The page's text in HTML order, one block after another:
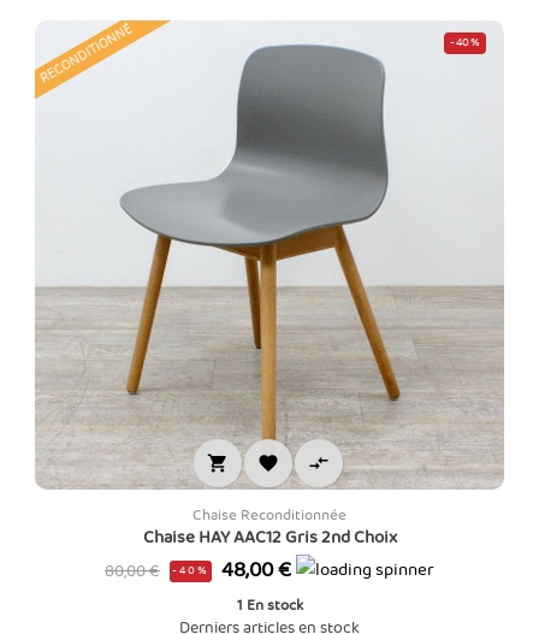
RECONDITIONNÉ -40%
  
Chaise Reconditionnée
Chaise HAY AAC12 Gris 2nd Choix
Prix
80,00 € -40% Prix
48,00 €
1 En stock
Derniers articles en stock